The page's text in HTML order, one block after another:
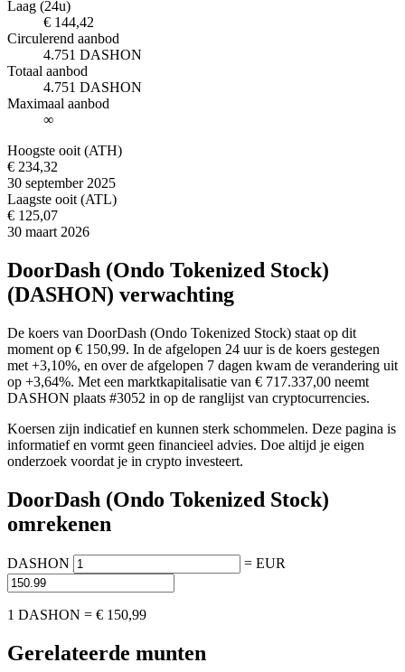
Laag (24u)
€ 144,42
Circulerend aanbod
4.751 DASHON
Totaal aanbod
4.751 DASHON
Maximaal aanbod
∞
Hoogste ooit (ATH)
€ 234,32
30 september 2025
Laagste ooit (ATL)
€ 125,07
30 maart 2026
DoorDash (Ondo Tokenized Stock)
(DASHON) verwachting
De koers van DoorDash (Ondo Tokenized Stock) staat op dit
moment op € 150,99. In de afgelopen 24 uur is de koers gestegen
met +3,10%, en over de afgelopen 7 dagen kwam de verandering uit
op +3,64%. Met een marktkapitalisatie van € 717.337,00 neemt
DASHON plaats #3052 in op de ranglijst van cryptocurrencies.
Koersen zijn indicatief en kunnen sterk schommelen. Deze pagina is
informatief en vormt geen financieel advies. Doe altijd je eigen
onderzoek voordat je in crypto investeert.
DoorDash (Ondo Tokenized Stock)
omrekenen
DASHON = EUR
1 DASHON = € 150,99
Gerelateerde munten